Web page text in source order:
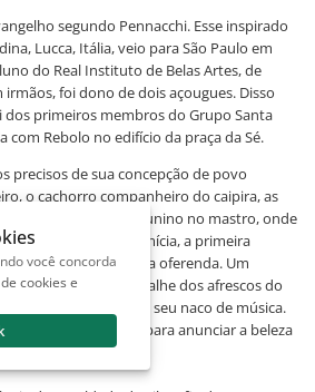
segundo Pennacchi. Esse inspirado
Lucca, Itália, veio para São Paulo em
do Real Instituto de Belas Artes, de
irmãos, foi dono de dois açougues. Disso
dos primeiros membros do Grupo Santa
com Rebolo no edifício da praça da Sé.
precisos de sua concepção de povo
o cachorro companheiro do caipira, as
de um santo junino no mastro, onde
de milho da primícia, a primeira
trabalho e da terra, a oferenda. Um
o violeiro num detalhe dos afrescos do
Jordão, apreciando seu naco de música.
e formas do Brasil para anunciar a beleza
você concorda
cookies e